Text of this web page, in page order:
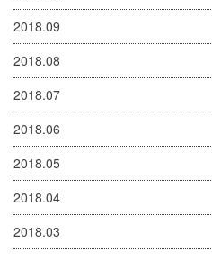
2018.09
2018.08
2018.07
2018.06
2018.05
2018.04
2018.03